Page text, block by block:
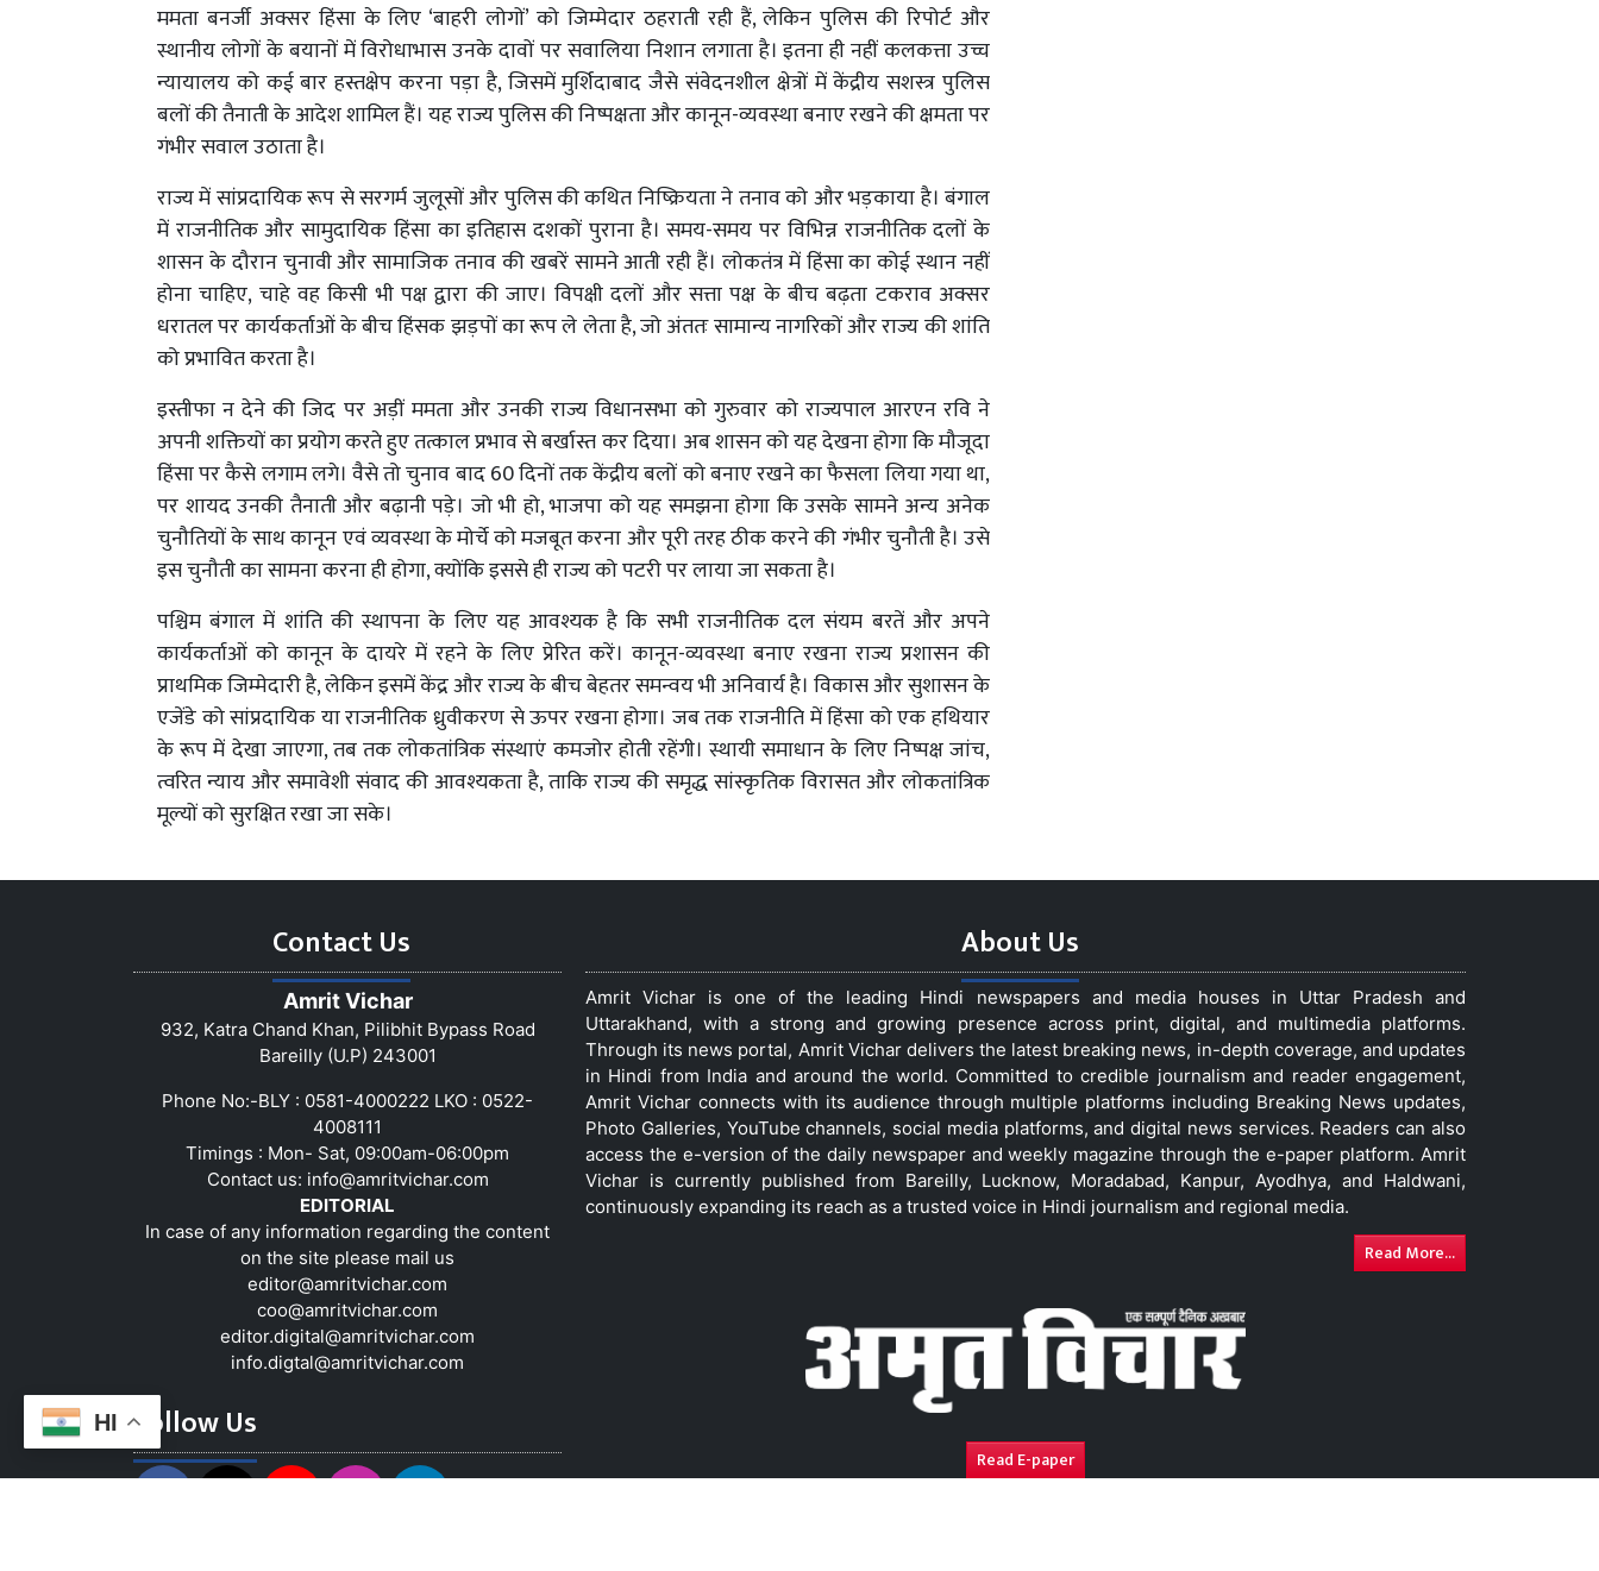
HI
ममता बनर्जी अक्सर हिंसा के लिए ‘बाहरी लोगों’ को जिम्मेदार ठहराती रही हैं, लेकिन पुलिस की रिपोर्ट और
स्थानीय लोगों के बयानों में विरोधाभास उनके दावों पर सवालिया निशान लगाता है। इतना ही नहीं कलकत्ता उच्च
न्यायालय को कई बार हस्तक्षेप करना पड़ा है, जिसमें मुर्शिदाबाद जैसे संवेदनशील क्षेत्रों में केंद्रीय सशस्त्र पुलिस
बलों की तैनाती के आदेश शामिल हैं। यह राज्य पुलिस की निष्पक्षता और कानून-व्यवस्था बनाए रखने की क्षमता पर
गंभीर सवाल उठाता है।
राज्य में सांप्रदायिक रूप से सरगर्म जुलूसों और पुलिस की कथित निष्क्रियता ने तनाव को और भड़काया है। बंगाल
में राजनीतिक और सामुदायिक हिंसा का इतिहास दशकों पुराना है। समय-समय पर विभिन्न राजनीतिक दलों के
शासन के दौरान चुनावी और सामाजिक तनाव की खबरें सामने आती रही हैं। लोकतंत्र में हिंसा का कोई स्थान नहीं
होना चाहिए, चाहे वह किसी भी पक्ष द्वारा की जाए। विपक्षी दलों और सत्ता पक्ष के बीच बढ़ता टकराव अक्सर
धरातल पर कार्यकर्ताओं के बीच हिंसक झड़पों का रूप ले लेता है, जो अंततः सामान्य नागरिकों और राज्य की शांति
को प्रभावित करता है।
इस्तीफा न देने की जिद पर अड़ीं ममता और उनकी राज्य विधानसभा को गुरुवार को राज्यपाल आरएन रवि ने
अपनी शक्तियों का प्रयोग करते हुए तत्काल प्रभाव से बर्खास्त कर दिया। अब शासन को यह देखना होगा कि मौजूदा
हिंसा पर कैसे लगाम लगे। वैसे तो चुनाव बाद 60 दिनों तक केंद्रीय बलों को बनाए रखने का फैसला लिया गया था,
पर शायद उनकी तैनाती और बढ़ानी पड़े। जो भी हो, भाजपा को यह समझना होगा कि उसके सामने अन्य अनेक
चुनौतियों के साथ कानून एवं व्यवस्था के मोर्चे को मजबूत करना और पूरी तरह ठीक करने की गंभीर चुनौती है। उसे
इस चुनौती का सामना करना ही होगा, क्योंकि इससे ही राज्य को पटरी पर लाया जा सकता है।
पश्चिम बंगाल में शांति की स्थापना के लिए यह आवश्यक है कि सभी राजनीतिक दल संयम बरतें और अपने
कार्यकर्ताओं को कानून के दायरे में रहने के लिए प्रेरित करें। कानून-व्यवस्था बनाए रखना राज्य प्रशासन की
प्राथमिक जिम्मेदारी है, लेकिन इसमें केंद्र और राज्य के बीच बेहतर समन्वय भी अनिवार्य है। विकास और सुशासन के
एजेंडे को सांप्रदायिक या राजनीतिक ध्रुवीकरण से ऊपर रखना होगा। जब तक राजनीति में हिंसा को एक हथियार
के रूप में देखा जाएगा, तब तक लोकतांत्रिक संस्थाएं कमजोर होती रहेंगी। स्थायी समाधान के लिए निष्पक्ष जांच,
त्वरित न्याय और समावेशी संवाद की आवश्यकता है, ताकि राज्य की समृद्ध सांस्कृतिक विरासत और लोकतांत्रिक
मूल्यों को सुरक्षित रखा जा सके।
Contact Us
Amrit Vichar
932, Katra Chand Khan, Pilibhit Bypass Road
Bareilly (U.P) 243001
Phone No:-BLY : 0581-4000222 LKO : 0522-
4008111
Timings : Mon- Sat, 09:00am-06:00pm
Contact us: info@amritvichar.com
EDITORIAL
In case of any information regarding the content
on the site please mail us
editor@amritvichar.com
coo@amritvichar.com
editor.digital@amritvichar.com
info.digtal@amritvichar.com
Follow Us
About Us
Amrit Vichar is one of the leading Hindi newspapers and media houses in Uttar Pradesh and
Uttarakhand, with a strong and growing presence across print, digital, and multimedia platforms.
Through its news portal, Amrit Vichar delivers the latest breaking news, in-depth coverage, and updates
in Hindi from India and around the world. Committed to credible journalism and reader engagement,
Amrit Vichar connects with its audience through multiple platforms including Breaking News updates,
Photo Galleries, YouTube channels, social media platforms, and digital news services. Readers can also
access the e-version of the daily newspaper and weekly magazine through the e-paper platform. Amrit
Vichar is currently published from Bareilly, Lucknow, Moradabad, Kanpur, Ayodhya, and Haldwani,
continuously expanding its reach as a trusted voice in Hindi journalism and regional media.
Read More...
Read E-paper